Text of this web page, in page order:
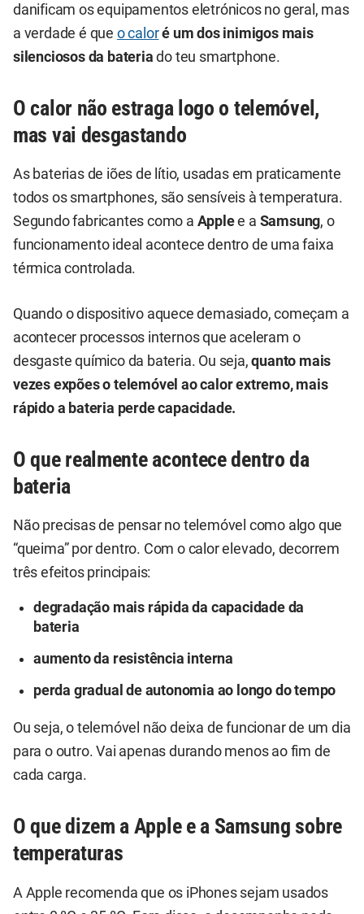
danificam os equipamentos eletrónicos no geral, mas
a verdade é que o caloré um dos inimigos mais
silenciosos da bateria do teu smartphone.
O calor não estraga logo o telemóvel,
mas vai desgastando
As baterias de iões de lítio, usadas em praticamente
todos os smartphones, são sensíveis à temperatura.
Segundo fabricantes como a Applee a Samsung, o
funcionamento ideal acontece dentro de uma faixa
térmica controlada.
Quando o dispositivo aquece demasiado, começam a
acontecer processos internos que aceleram o
desgaste químico da bateria. Ou seja,quanto mais
vezes expões o telemóvel ao calor extremo, mais
rápido a bateria perde capacidade.
O que realmente acontece dentro da
bateria
Não precisas de pensar no telemóvel como algo que
“queima” por dentro. Com o calor elevado, decorrem
três efeitos principais:
degradação mais rápida da capacidade da
bateria
aumento da resistência interna
perda gradual de autonomia ao longo do tempo
Ou seja, o telemóvel não deixa de funcionar de um dia
para o outro. Vai apenas durando menos ao fim de
cada carga.
O que dizem a Apple e a Samsung sobre
temperaturas
A Apple recomenda que os iPhones sejam usados